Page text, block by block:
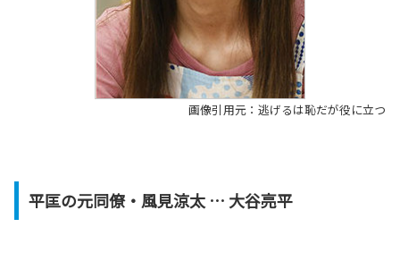
画像引用元：逃げるは恥だが役に立つ
平匡の元同僚・風見涼太 … 大谷亮平